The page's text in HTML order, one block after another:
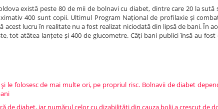
există peste 80 de mii de bolnavi cu diabet, dintre care 20 la
400 sunt copii. Ultimul Program Național de profilaxie și
acest lucru în realitate nu a fost realizat niciodată din lipsă de bani. În
tot atâtea lanțete și 400 de glucometre. Câți bani publici însă au
le folosesc de mai multe ori, pe propriul risc. Bolnavii de diabet
de diabet, iar numărul celor cu dizabilități din cauza bolii a crescut de